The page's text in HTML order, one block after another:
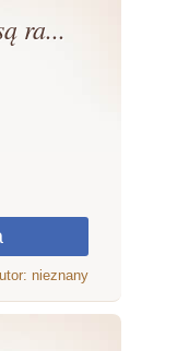
ra...
nieznany